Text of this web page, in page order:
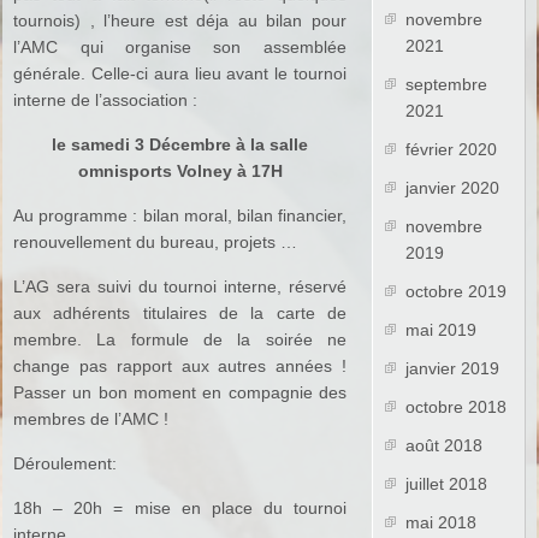
tournois) , l’heure est déja au bilan pour
l’AMC qui organise son assemblée
générale. Celle-ci aura lieu avant le tournoi
interne de l’association :
le samedi 3 Décembre à la salle
omnisports Volney à 17H
Au programme : bilan moral, bilan financier,
renouvellement du bureau, projets …
L’AG sera suivi du tournoi interne, réservé
aux adhérents titulaires de la carte de
membre. La formule de la soirée ne
change pas rapport aux autres années !
Passer un bon moment en compagnie des
membres de l’AMC !
Déroulement:
18h – 20h = mise en place du tournoi
novembre
2021
septembre
2021
février 2020
janvier 2020
novembre
2019
octobre 2019
mai 2019
janvier 2019
octobre 2018
août 2018
juillet 2018
mai 2018